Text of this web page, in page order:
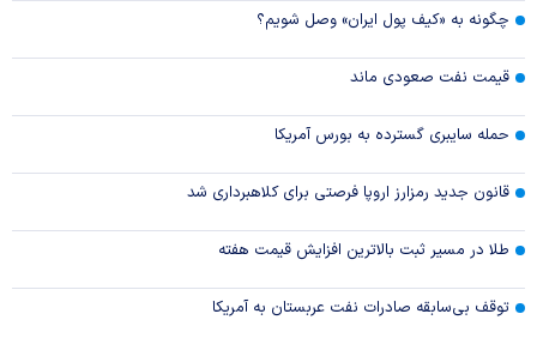
چگونه به «کیف پول ایران» وصل شویم؟
قیمت نفت صعودی ماند
حمله سایبری گسترده به بورس آمریکا
قانون جدید رمزارز اروپا فرصتی برای کلاهبرداری شد
طلا در مسیر ثبت بالاترین افزایش قیمت هفته
توقف بی‌سابقه صادرات نفت عربستان به آمریکا